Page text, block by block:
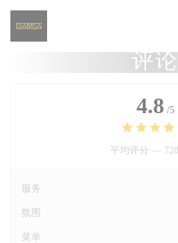
Cookie管理面板
评论
4.8 /5
平均评分 —
服务
氛围
菜单